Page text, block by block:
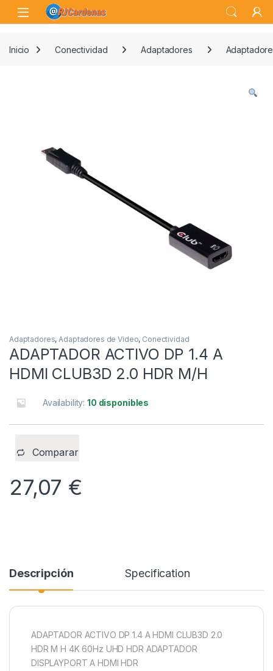
Skip to navigation
Skip to content
Open
Inicio Conectividad Adaptadores
Adaptadores,Adaptadores de Video, Conectividad
ADAPTADOR ACTIVO DP 1.4 A
HDMI CLUB3D 2.0 HDR M/H
Availability:10 disponibles
Comparar
27,07 €
Descripción Specification
ADAPTADOR ACTIVO DP 1.4 A HDMI CLUB3D 2.0
HDR M H 4K 60Hz UHD HDR ADAPTADOR
DISPLAYPORT A HDMI HDR